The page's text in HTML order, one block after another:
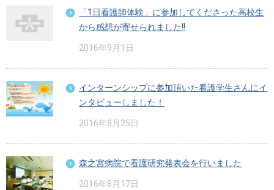
「1日看護師体験」に参加してくださった高校生
から感想が寄せられました!!
2016年9月1日
インターンシップに参加頂いた看護学生さんにイ
ンタビューしました！
2016年8月25日
森之宮病院で看護研究発表会を行いました
2016年8月17日